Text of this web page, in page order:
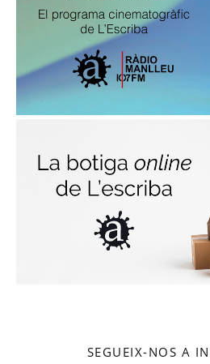
SEGUEIX-NOS A